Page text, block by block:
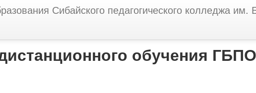
Сибайского педагогического колледжа
обучения